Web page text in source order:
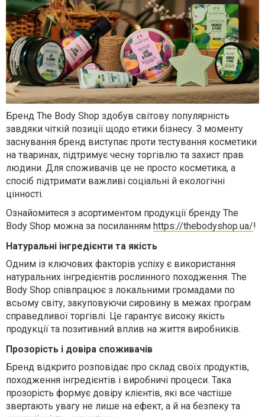
Бренд The Body Shop здобув світову популярність
завдяки чіткій позиції щодо етики бізнесу. З моменту
заснування бренд виступає проти тестування косметики
на тваринах, підтримує чесну торгівлю та захист прав
людини. Для споживачів це не просто косметика, а
спосіб підтримати важливі соціальні й екологічні
цінності.
Ознайомитеся з асортиментом продукції бренду The
Body Shop можна за посиланням https://thebodyshop.ua/!
Натуральні інгредієнти та якість
Одним із ключових факторів успіху є використання
натуральних інгредієнтів рослинного походження. The
Body Shop співпрацює з локальними громадами по
всьому світу, закуповуючи сировину в межах програм
справедливої торгівлі. Це гарантує високу якість
продукції та позитивний вплив на життя виробників.
Прозорість і довіра споживачів
Бренд відкрито розповідає про склад своїх продуктів,
походження інгредієнтів і виробничі процеси. Така
прозорість формує довіру клієнтів, які все частіше
звертають увагу не лише на ефект, а й на безпеку та